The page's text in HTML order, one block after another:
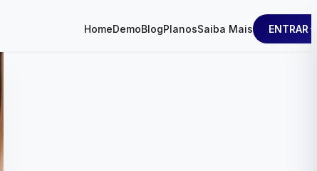
HomeDemoBlogPlanosSaiba Mais ENTRAR